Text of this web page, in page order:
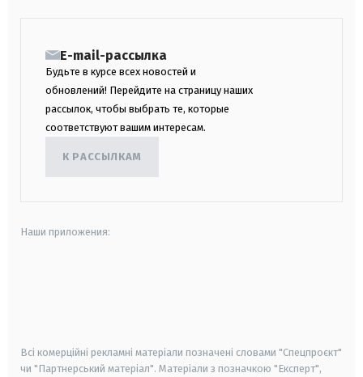
E-mail-рассылка
Будьте в курсе всех новостей и
обновлений! Перейдите на страницу наших
рассылок, чтобы выбрать те, которые
соответствуют вашим интересам.
К РАССЫЛКАМ
Наши приложения:
Всі комерційні рекламні матеріали позначені словами "Спецпроєкт"
чи "Партнерський матеріал". Матеріали з позначкою "Експерт",